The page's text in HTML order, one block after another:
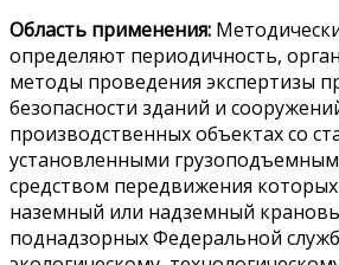
Область применения:
определяют периодичность,
методы проведения экспертизы
безопасности зданий и
производственных объектах со
установленными
средством передвижения которых
наземный или надземный
поднадзорных Федеральной